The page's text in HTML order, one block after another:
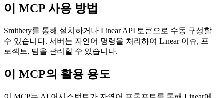
이 MCP 사용 방법
Smithery를 통해 설치하거나 Linear API 토큰으로 수동 구성할
수 있습니다. 서버는 자연어 명령을 처리하여 Linear 이슈, 프
로젝트, 팀을 관리할 수 있습니다.
이 MCP의 활용 용도